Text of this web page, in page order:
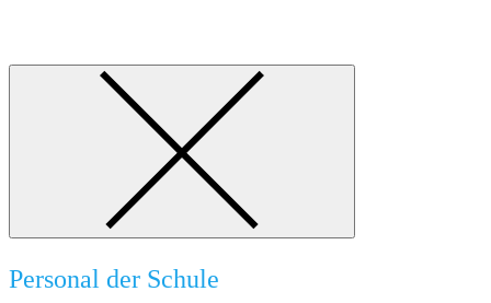
Personal der Schule